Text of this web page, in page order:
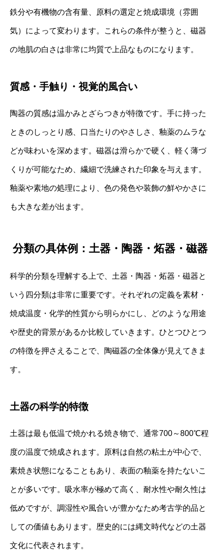
鉄分や有機物の含有量、原料の選定と焼成環境（雰囲
気）によって変わります。これらの条件が整うと、磁器
の地肌の白さは非常に均質で上品なものになります。
質感・手触り・視覚的風合い
陶器の質感は温かみとざらつきが特徴です。手に持った
ときのしっとり感、口当たりのやさしさ、釉薬のムラな
どが味わいを深めます。磁器は滑らかで硬く、軽く薄づ
くりが可能なため、繊細で洗練された印象を与えます。
釉薬や素地の処理により、色の発色や装飾の鮮やかさに
も大きな差が出ます。
分類の具体例：土器・陶器・炻器・磁器
科学的分類を理解する上で、土器・陶器・炻器・磁器と
いう四分類は非常に重要です。それぞれの定義を素材・
焼成温度・化学的性質から明らかにし、どのような用途
や歴史的背景があるか比較していきます。ひとつひとつ
の特徴を押さえることで、陶磁器の全体像が見えてきま
す。
土器の科学的特徴
土器は最も低温で焼かれる焼き物で、通常700～800℃程
度の温度で焼成されます。原料は自然の粘土が中心で、
素焼き状態になることもあり、表面の釉薬を持たないこ
とが多いです。吸水率が極めて高く、耐水性や耐久性は
低めですが、調湿性や風合いが豊かなため考古学的品と
しての価値もあります。歴史的には縄文時代などの土器
文化に代表されます。